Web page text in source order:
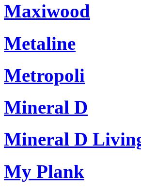
Maxiwood
Metaline
Metropoli
Mineral D
Mineral D
My Plank